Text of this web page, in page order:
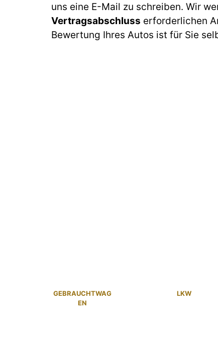
uns eine E-Mail zu schreiben. Wir
Vertragsabschluss erforderlichen
Bewertung Ihres Autos ist für Sie
GEBRAUCHTWAG
EN
LKW